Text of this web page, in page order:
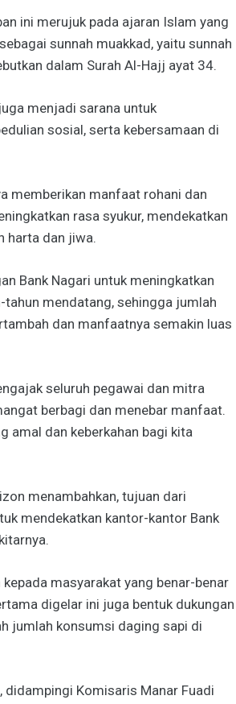
ini merujuk pada ajaran Islam yang
sunnah muakkad, yaitu sunnah
dalam Surah Al-Hajj ayat 34.
menjadi sarana untuk
sosial, serta kebersamaan di
memberikan manfaat rohani dan
rasa syukur, mendekatkan
harta dan jiwa.
Bank Nagari untuk meningkatkan
mendatang, sehingga jumlah
dan manfaatnya semakin luas
seluruh pegawai dan mitra
berbagi dan menebar manfaat.
amal dan keberkahan bagi kita
menambahkan, tujuan dari
mendekatkan kantor-kantor Bank
masyarakat yang benar-benar
digelar ini juga bentuk dukungan
jumlah konsumsi daging sapi di
didampingi Komisaris Manar Fuadi